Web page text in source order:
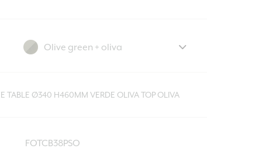
TABLE Ø340 H460MM VERDE OLIVA TOP OLIVA
FOTCB38PSO